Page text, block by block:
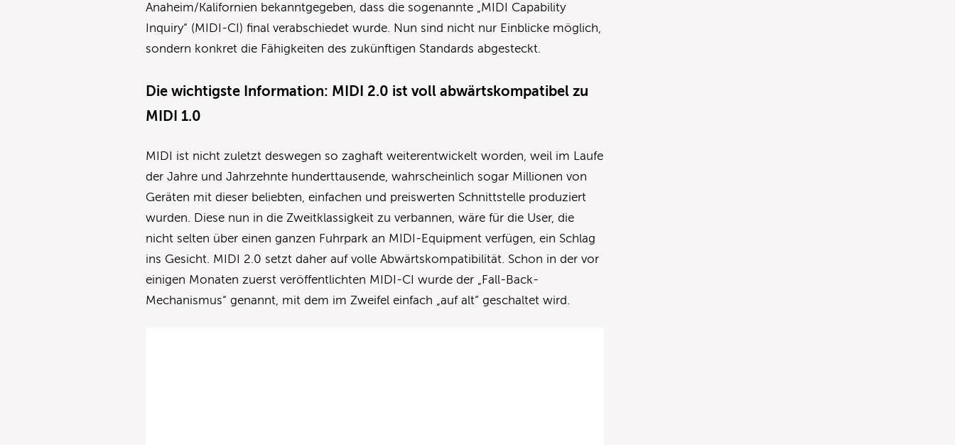
Anaheim/Kalifornien bekanntgegeben, dass die sogenannte „MIDI Capability
Inquiry“ (MIDI-CI) final verabschiedet wurde. Nun sind nicht nur Einblicke möglich,
sondern konkret die Fähigkeiten des zukünftigen Standards abgesteckt.
Die wichtigste Information: MIDI 2.0 ist voll abwärtskompatibel zu
MIDI 1.0
MIDI ist nicht zuletzt deswegen so zaghaft weiterentwickelt worden, weil im Laufe
der Jahre und Jahrzehnte hunderttausende, wahrscheinlich sogar Millionen von
Geräten mit dieser beliebten, einfachen und preiswerten Schnittstelle produziert
wurden. Diese nun in die Zweitklassigkeit zu verbannen, wäre für die User, die
nicht selten über einen ganzen Fuhrpark an MIDI-Equipment verfügen, ein Schlag
ins Gesicht. MIDI 2.0 setzt daher auf volle Abwärtskompatibilität. Schon in der vor
einigen Monaten zuerst veröffentlichten MIDI-CI wurde der „Fall-Back-
Mechanismus“ genannt, mit dem im Zweifel einfach „auf alt“ geschaltet wird.